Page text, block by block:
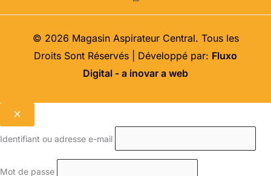
© 2026 Magasin Aspirateur Central. Tous les
Droits Sont Réservés | Développé par: Fluxo
Digital - a inovar a web
Identifiant ou adresse e-mail
Mot de passe